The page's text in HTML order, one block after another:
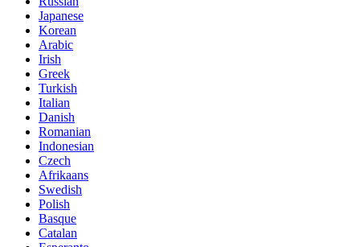
Japanese
Korean
Arabic
Irish
Greek
Turkish
Italian
Danish
Romanian
Indonesian
Czech
Afrikaans
Swedish
Polish
Basque
Catalan